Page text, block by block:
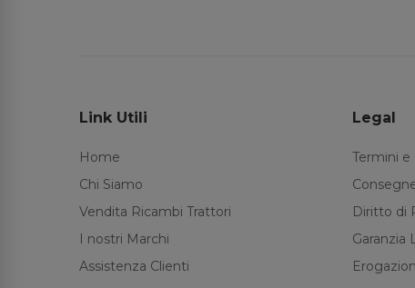
Link Utili
Home
Chi Siamo
Vendita Ricambi Trattori
I nostri Marchi
Assistenza Clienti
Legal
Termini e
Diritto di
Garanzia